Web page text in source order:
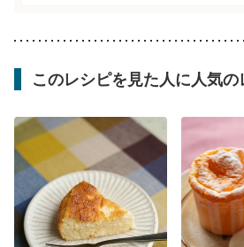
このレシピを見た人に人気の